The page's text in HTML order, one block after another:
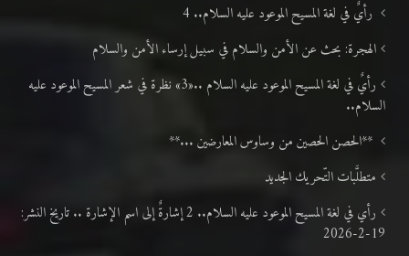
رأيٌ في لغة المسيح الموعود عليه السلام.. 4
الهجرة: بحث عن الأمن والسلام في سبيل إرساء الأمن والسلام
رأيٌ في لغة المسيح الموعود عليه السلام ..«3» نظرة في شعر المسيح الموعود عليه
السلام..
**الحصن الحصين من وساوس المعارضين ...**
متطلَّبات التّحريك الجديد
رأي في لغة المسيح الموعود عليه السلام.. 2 إشارةٌ إلى اسم الإشارة .. تاريخ النشر:
19-2-2026